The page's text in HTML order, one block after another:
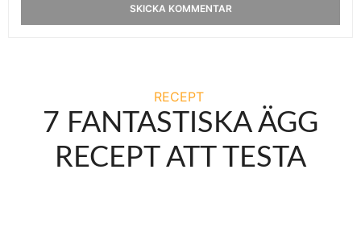
RECEPT
7 FANTASTISKA ÄGG
RECEPT ATT TESTA